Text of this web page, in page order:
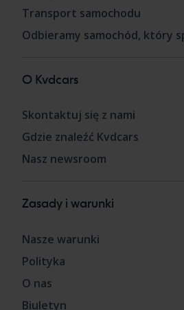
Transport samochodu
Odbieramy samochód, który
O Kvdcars
Skontaktuj się z nami
Gdzie znaleźć Kvdcars
Nasz newsroom
Zasady i warunki
Nasze warunki
Polityka
O nas
Biuletyn